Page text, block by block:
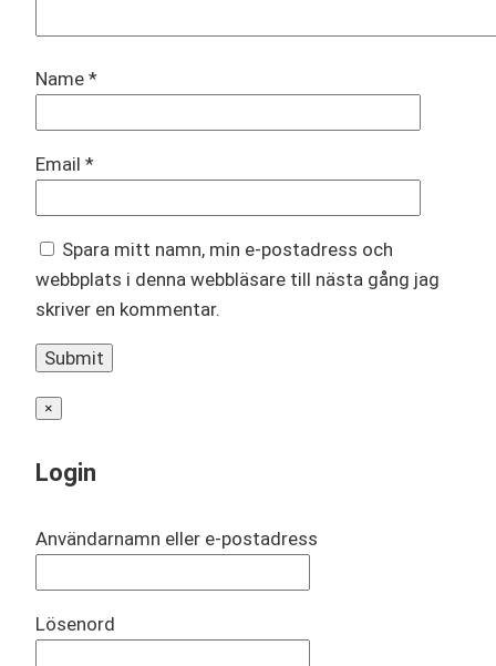
Name *
Email *
Spara mitt namn, min e-postadress och
webbplats i denna webbläsare till nästa gång jag
skriver en kommentar.
×
Login
Användarnamn eller e-postadress
Lösenord